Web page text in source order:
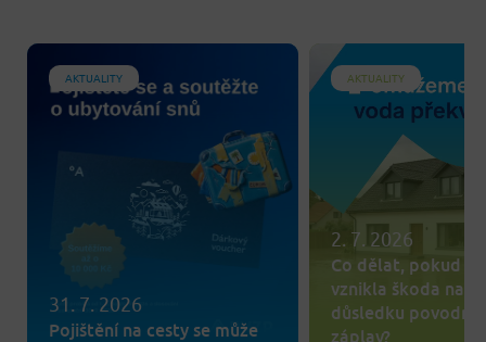
AKTUALITY
31. 7. 2026
Pojištění na cesty se může
AKTUALITY
2. 7. 2026
Co dělat, pokud
vznikla škoda na
důsledku povodní
záplav?